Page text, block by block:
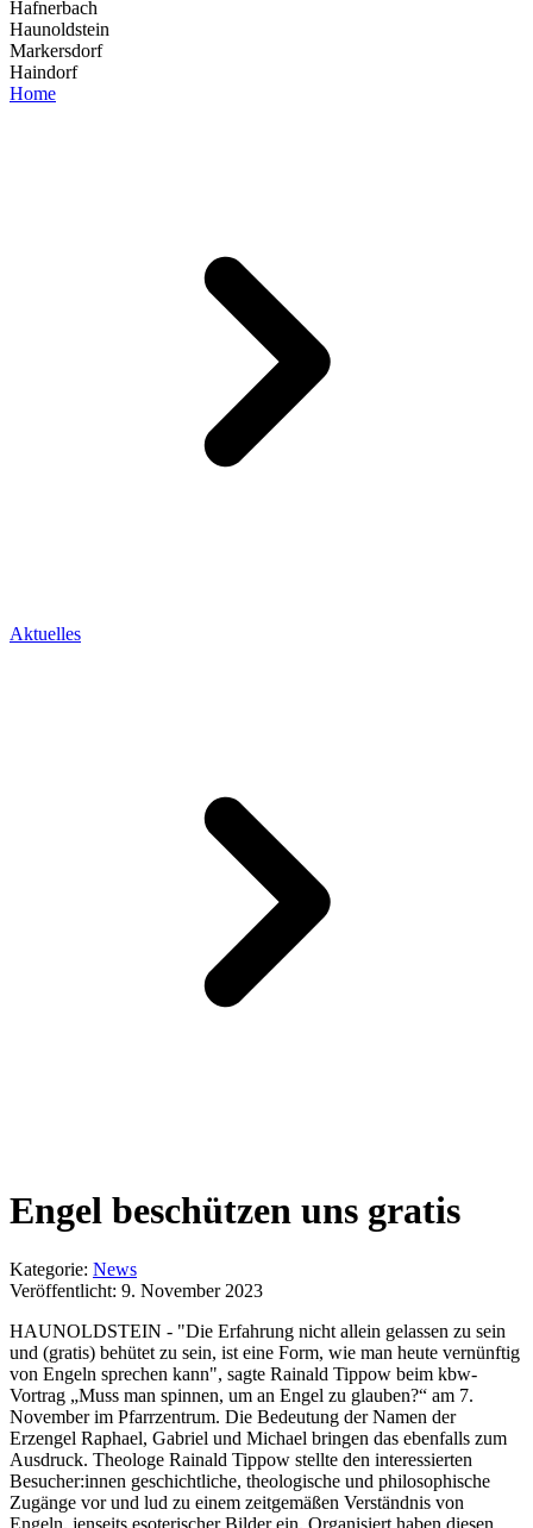
Hafnerbach
Haunoldstein
Markersdorf
Haindorf
Home
Aktuelles
Engel beschützen uns gratis
Kategorie: News
Veröffentlicht: 9. November 2023
HAUNOLDSTEIN - "Die Erfahrung nicht allein gelassen zu sein
und (gratis) behütet zu sein, ist eine Form, wie man heute vernünftig
von Engeln sprechen kann", sagte Rainald Tippow beim kbw-
Vortrag „Muss man spinnen, um an Engel zu glauben?“ am 7.
November im Pfarrzentrum. Die Bedeutung der Namen der
Erzengel Raphael, Gabriel und Michael bringen das ebenfalls zum
Ausdruck. Theologe Rainald Tippow stellte den interessierten
Besucher:innen geschichtliche, theologische und philosophische
Zugänge vor und lud zu einem zeitgemäßen Verständnis von
Engeln, jenseits esoterischer Bilder ein. Organisiert haben diesen